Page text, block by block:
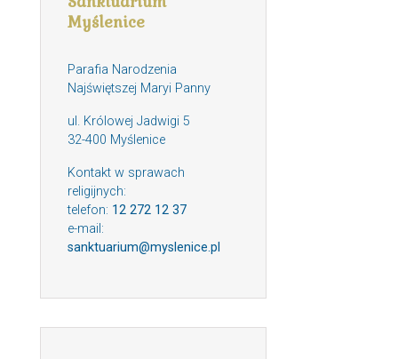
Myślenice
Parafia Narodzenia
Najświętszej Maryi Panny
ul. Królowej Jadwigi 5
32-400 Myślenice
Kontakt w sprawach
religijnych:
telefon: 12 272 12 37
e-mail:
sanktuarium@myslenice.pl